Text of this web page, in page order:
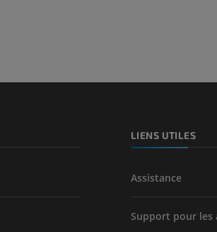
GRATUIT
LIENS UTILES
Assistance
Support pour les